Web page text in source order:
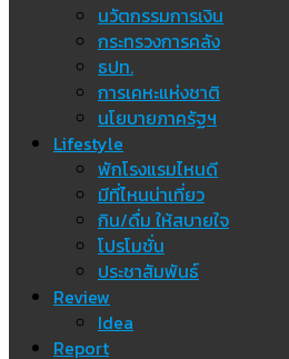
นวัตกรรมการเงิน
กระทรวงการคลัง
ธปท.
การเคหะแห่งชาติ
นโยบายภาครัฐฯ
Lifestyle
พักโรงแรมไหนดี
มีที่ไหนน่าเที่ยว
กิน/ดื่ม ให้สบายใจ
โปรโมชั่น
ประชาสัมพันธ์
Review
Idea
Report